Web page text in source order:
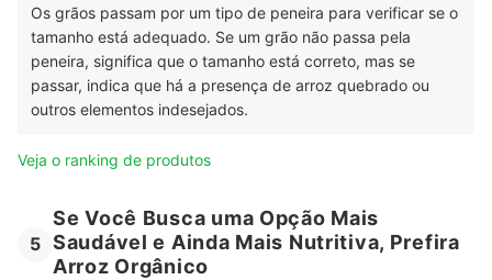
Os grãos passam por um tipo de peneira para verificar se o
tamanho está adequado. Se um grão não passa pela
peneira, significa que o tamanho está correto, mas se
passar, indica que há a presença de arroz quebrado ou
outros elementos indesejados.
Veja o ranking de produtos
5
Se Você Busca uma Opção Mais
Saudável e Ainda Mais Nutritiva, Prefira
Arroz Orgânico